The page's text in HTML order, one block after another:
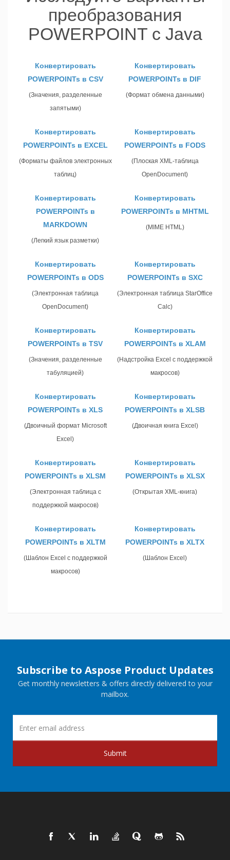
преобразования
POWERPOINT с Java
Конвертировать
POWERPOINTs в CSV
(Значения, разделенные
запятыми)
Конвертировать
POWERPOINTs в DIF
(Формат обмена данными)
Конвертировать
POWERPOINTs в EXCEL
(Форматы файлов электронных
таблиц)
Конвертировать
POWERPOINTs в FODS
(Плоская XML-таблица
OpenDocument)
Конвертировать
POWERPOINTs в
MARKDOWN
(Легкий язык разметки)
Конвертировать
POWERPOINTs в MHTML
(MIME HTML)
Конвертировать
POWERPOINTs в ODS
(Электронная таблица
OpenDocument)
Конвертировать
POWERPOINTs в SXC
(Электронная таблица StarOffice
Calc)
Конвертировать
POWERPOINTs в TSV
(Значения, разделенные
табуляцией)
Конвертировать
POWERPOINTs в XLAM
(Надстройка Excel с поддержкой
макросов)
Конвертировать
POWERPOINTs в XLS
(Двоичный формат Microsoft
Excel)
Конвертировать
POWERPOINTs в XLSB
(Двоичная книга Excel)
Конвертировать
POWERPOINTs в XLSM
(Электронная таблица с
поддержкой макросов)
Конвертировать
POWERPOINTs в XLSX
(Открытая XML-книга)
Конвертировать
POWERPOINTs в XLTM
(Шаблон Excel с поддержкой
макросов)
Конвертировать
POWERPOINTs в XLTX
(Шаблон Excel)
Subscribe to Aspose Product Updates
Get monthly newsletters & offers directly delivered to your
mailbox.
Submit